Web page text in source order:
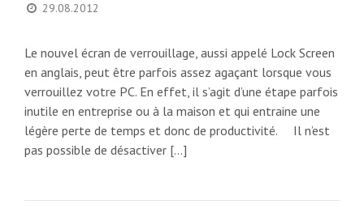
29.08.2012
Le nouvel écran de verrouillage, aussi appelé Lock Screen
en anglais, peut être parfois assez agaçant lorsque vous
verrouillez votre PC. En effet, il s’agit d’une étape parfois
inutile en entreprise ou à la maison et qui entraine une
légère perte de temps et donc de productivité. Il n’est
pas possible de désactiver […]